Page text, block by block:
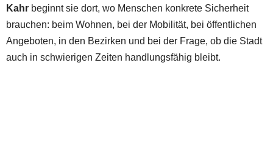
Kahr beginnt sie dort, wo Menschen konkrete Sicherheit
brauchen: beim Wohnen, bei der Mobilität, bei öffentlichen
Angeboten, in den Bezirken und bei der Frage, ob die Stadt
auch in schwierigen Zeiten handlungsfähig bleibt.